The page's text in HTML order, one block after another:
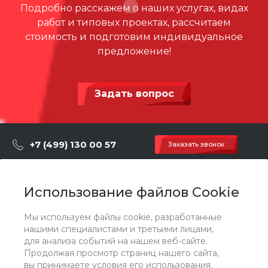
Использование файлов Cookie
Мы используем файлы cookie, разработанные
нашими специалистами и третьими лицами,
для анализа событий на нашем веб-сайте.
Продолжая просмотр страниц нашего сайта,
вы принимаете условия его использования.
Высота падения, мм 1.50 m
Материал
Пластик, Сталь с порошко
вой покраской
Размер: 7,4 x 3,5 x 4,45m (Дх
Подробно расскажем о наших услугах, видах
работ и типовых проектах, рассчитаем
стоимость и подготовим индивидуальное
предложение!
Задать вопрос
+7 (499) 130 00 57 Заказать звонок
г. Москва, Марксистская 3 стр.2
О компании
Каталог